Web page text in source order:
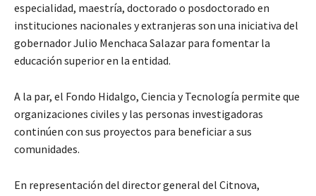
especialidad, maestría, doctorado o posdoctorado en
instituciones nacionales y extranjeras son una iniciativa del
gobernador Julio Menchaca Salazar para fomentar la
educación superior en la entidad.
A la par, el Fondo Hidalgo, Ciencia y Tecnología permite que
organizaciones civiles y las personas investigadoras
continúen con sus proyectos para beneficiar a sus
comunidades.
En representación del director general del Citnova,